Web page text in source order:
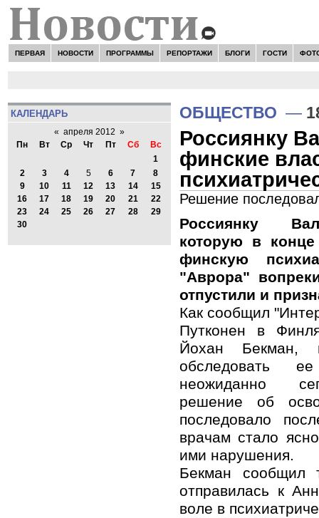
ПЕРВАЯ НОВОСТИ ПРОГРАММЫ РЕПОРТАЖИ БЛОГИ ГОСТИ
КАЛЕНДАРЬ
« апреля 2012 »
Пн
Вт Ср Чт Пт Сб
Вс
1
2
3 4 5 6 7
8
9
10 11 12 13 14
15
16
17 18 19 20 21
22
23
24 25 26 27 28
29
30
ОБЩЕСТВО —
Россиянку
финские
Решение
Россиянку
которую в
финскую
"Аврора"
отпустили и
Как сообщил
Путконен в
Йохан Бекман,
обследовать
неожиданно
решение об
последовало
врачам стало
ими нарушения.
Бекман сообщил
отправилась к
воле в